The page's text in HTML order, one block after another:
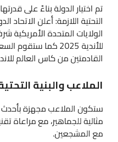
تم اختيار الدولة بناءً على
التحتية اللازمة: أعلن
الولايات المتحدة الأمريكية
للأندية 2025 كما
القادمتين من كاس العالم
الملاعب والبنية
ستكون الملاعب مجهزة بأحدث
مثالية للجماهير، مع مراعاة
مع المشجعين.